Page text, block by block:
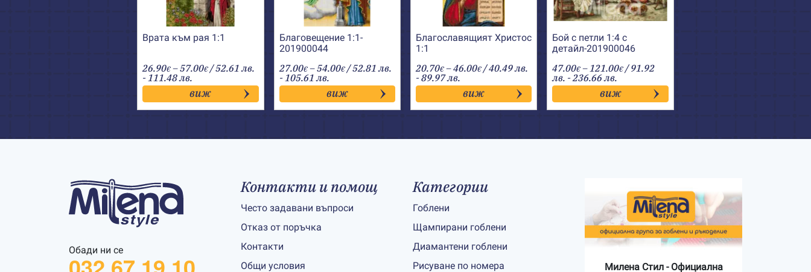
Врата към рая 1:1
26.90€ –57.00€Price
range:
26.90€
through
57.00€
/ 52.61 лв.
- 111.48 лв.
виж
Благовещение 1:1-
201900044
27.00€ –54.00€Price
range:
27.00€
through
54.00€
/ 52.81 лв.
- 105.61 лв.
виж
Благославящият Христос
1:1
20.70€ –46.00€Price
range:
20.70€
through
46.00€
/ 40.49 лв.
- 89.97 лв.
виж
Бой с петли 1:4 с
детайл-201900046
47.00€ –121.00€Price
range:
47.00€
through
121.00€
/ 91.92
лв. - 236.66 лв.
виж
Обади ни се
Контакти и помощ
Често задавани въпроси
Отказ от поръчка
Контакти
Общи условия
Категории
Гоблени
Щампирани гоблени
Диамантени гоблени
Рисуване по номера
Милена Стил - Официална